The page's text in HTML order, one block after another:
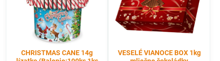
CHRISTMAS CANE 14g
VESELÉ VIANOCE BOX 1kg